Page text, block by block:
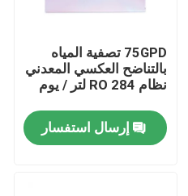
منتجات
معلومات عنا
75GPD تصفية المياه
بالتناضح العكسي المعدني
نظام RO 284 لتر / يوم
إرسال استفسار